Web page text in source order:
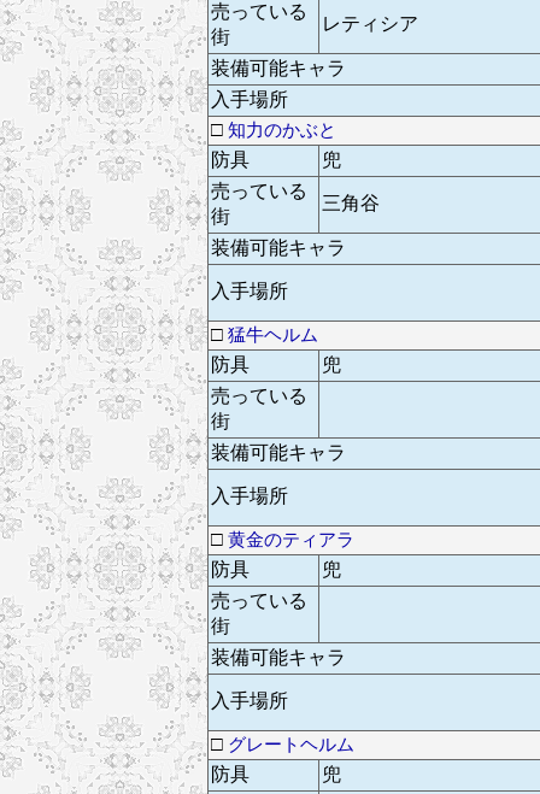
売っている
街
レティシア
装備可能キャラ
入手場所
□ 知力のかぶと
防具
兜
売っている
街
三角谷
装備可能キャラ
入手場所
□ 猛牛ヘルム
防具
兜
売っている
街
装備可能キャラ
入手場所
□ 黄金のティアラ
防具
兜
売っている
街
装備可能キャラ
入手場所
□ グレートヘルム
防具
兜